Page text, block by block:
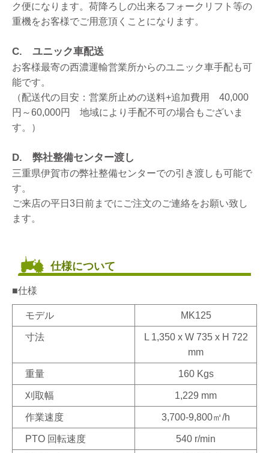
ク便になります。荷降ろしの出来るフォークリフト等の
重機をお客様でご用意頂くことになります。
C. ユニック車配送
お客様最寄の西濃運輸営業所からのユニック車手配も可
能です。
（配送代の目安：営業所止めの送料+追加費用 40,000
円～60,000円 地域により手配不可の場合もございま
す。）
D. 弊社整備センター渡し
三重県伊賀市の弊社整備センターでの引き渡しも可能で
す。
ご来店の平日3日前までにご注文のご連絡をお願い致し
ます。
仕様について
■仕様
モデル MK125
寸法
L 1,350 x W 735 x H 722
mm
重量 160 Kgs
刈取幅 1,229 mm
作業速度 3,700-9,800㎡/h
PTO 回転速度 540 r/min